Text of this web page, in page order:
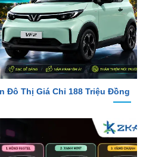
Đô Thị Giá Chỉ 188 Triệu Đồng